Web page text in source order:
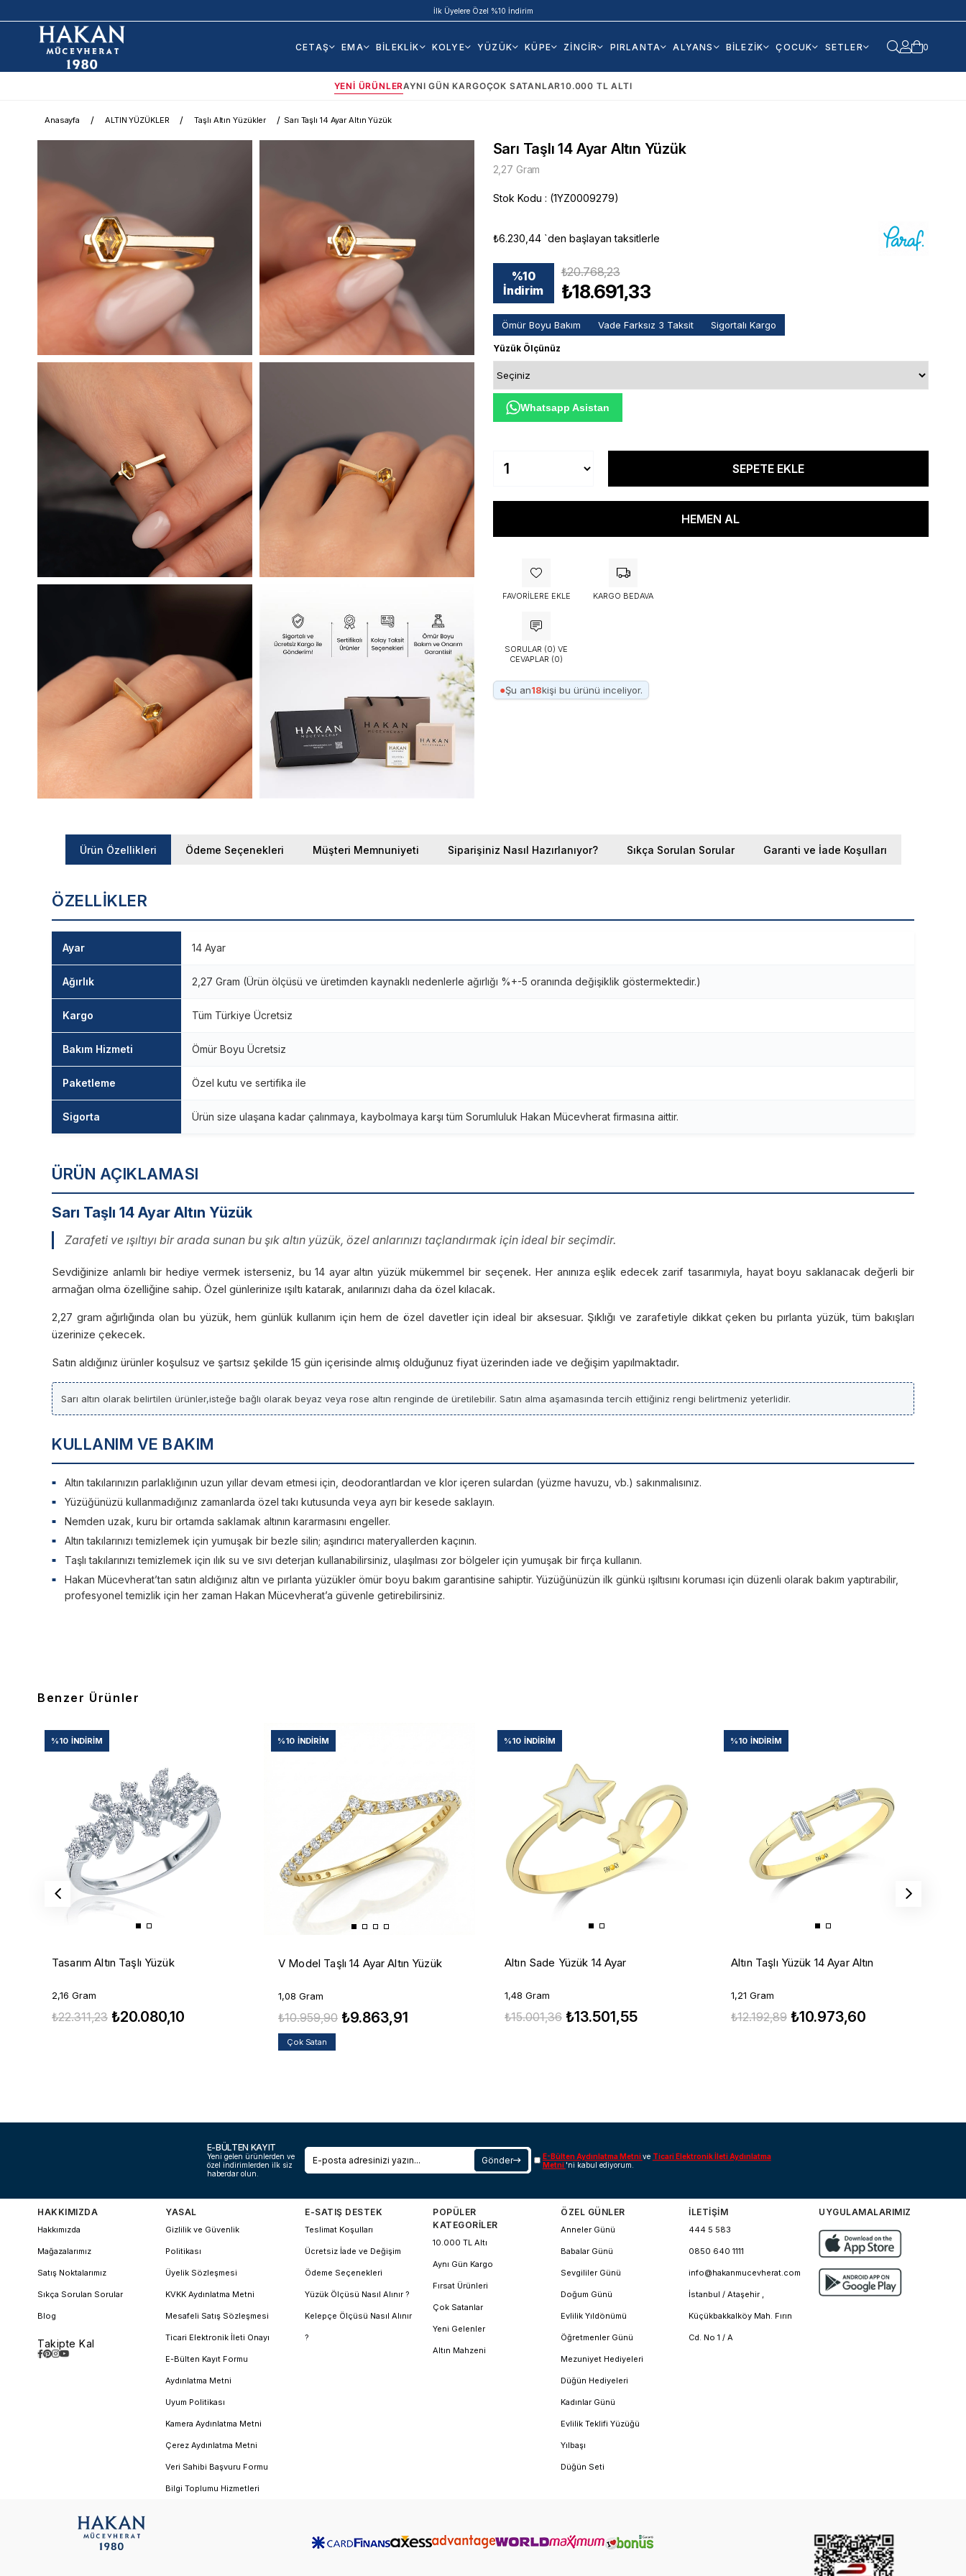
İlk Üyelere Özel %10 İndirim
CETAŞ EMA BİLEKLİK KOLYE YÜZÜK KÜPE ZİNCİR PIRLANTA ALYANS BİLEZİK ÇOCUK SETLER 0
YENI ÜRÜNLERAYNI GÜN KARGOÇOK SATANLAR10.000 TL ALTI
Anasayfa ALTIN YÜZÜKLER Taşlı Altın Yüzükler Sarı Taşlı 14 Ayar Altın Yüzük
Sarı Taşlı 14 Ayar Altın Yüzük
2,27 Gram
Stok Kodu (1YZ0009279)
₺6.230,44 `den başlayan taksitlerle
%10
İndirim
₺20.768,23
₺18.691,33
Ömür Boyu Bakım Vade Farksız 3 Taksit Sigortalı Kargo
Yüzük Ölçünüz
Whatsapp Asistan
FAVORILERE EKLE KARGO BEDAVA
SORULAR (0) VE
CEVAPLAR (0)
●Şu an18kişi bu ürünü inceliyor.
Ürün Özellikleri Ödeme Seçenekleri Müşteri Memnuniyeti Siparişiniz Nasıl Hazırlanıyor? Sıkça Sorulan Sorular Garanti ve İade Koşulları
ÜRÜN AÇIKLAMASI
Sarı Taşlı 14 Ayar Altın Yüzük
Zarafeti ve ışıltıyı bir arada sunan bu şık altın yüzük, özel anlarınızı taçlandırmak için ideal bir seçimdir.
Sevdiğinize anlamlı bir hediye vermek isterseniz, bu 14 ayar altın yüzük mükemmel bir seçenek. Her anınıza eşlik edecek zarif tasarımıyla, hayat boyu saklanacak değerli bir
armağan olma özelliğine sahip. Özel günlerinize ışıltı katarak, anılarınızı daha da özel kılacak.
2,27 gram ağırlığında olan bu yüzük, hem günlük kullanım için hem de özel davetler için ideal bir aksesuar. Şıklığı ve zarafetiyle dikkat çeken bu pırlanta yüzük, tüm bakışları
üzerinize çekecek.
Satın aldığınız ürünler koşulsuz ve şartsız şekilde 15 gün içerisinde almış olduğunuz fiyat üzerinden iade ve değişim yapılmaktadır.
Sarı altın olarak belirtilen ürünler,isteğe bağlı olarak beyaz veya rose altın renginde de üretilebilir. Satın alma aşamasında tercih ettiğiniz rengi belirtmeniz yeterlidir.
ÖZELLIKLER
Ayar 14 Ayar
Ağırlık 2,27 Gram (Ürün ölçüsü ve üretimden kaynaklı nedenlerle ağırlığı %+-5 oranında değişiklik göstermektedir.)
Kargo Tüm Türkiye Ücretsiz
Bakım Hizmeti Ömür Boyu Ücretsiz
Paketleme Özel kutu ve sertifika ile
Sigorta Ürün size ulaşana kadar çalınmaya, kaybolmaya karşı tüm Sorumluluk Hakan Mücevherat firmasına aittir.
KULLANIM VE BAKIM
Altın takılarınızın parlaklığının uzun yıllar devam etmesi için, deodorantlardan ve klor içeren sulardan (yüzme havuzu, vb.) sakınmalısınız.
Yüzüğünüzü kullanmadığınız zamanlarda özel takı kutusunda veya ayrı bir kesede saklayın.
Nemden uzak, kuru bir ortamda saklamak altının kararmasını engeller.
Altın takılarınızı temizlemek için yumuşak bir bezle silin; aşındırıcı materyallerden kaçının.
Taşlı takılarınızı temizlemek için ılık su ve sıvı deterjan kullanabilirsiniz, ulaşılması zor bölgeler için yumuşak bir fırça kullanın.
Hakan Mücevherat’tan satın aldığınız altın ve pırlanta yüzükler ömür boyu bakım garantisine sahiptir. Yüzüğünüzün ilk günkü ışıltısını koruması için düzenli olarak bakım yaptırabilir,
profesyonel temizlik için her zaman Hakan Mücevherat’a güvenle getirebilirsiniz.
Benzer Ürünler
Tasarım Altın Taşlı Yüzük
2,16 Gram
₺20.080,10
₺22.311,23
%10 İNDIRIM
V Model Taşlı 14 Ayar Altın Yüzük
1,08 Gram
₺9.863,91
₺10.959,90
Çok Satan
%10 İNDIRIM
Altın Sade Yüzük 14 Ayar
1,48 Gram
₺13.501,55
₺15.001,36
%10 İNDIRIM
Altın Taşlı Yüzük 14 Ayar Altın
1,21 Gram
₺10.973,60
₺12.192,89
%10 İNDIRIM
E-BÜLTEN KAYIT
Yeni gelen ürünlerden ve
özel indirimlerden ilk siz
haberdar olun.
Gönder E-Bülten Aydınlatma Metnive Ticari Elektronik İleti Aydınlatma
Metni 'ni kabul ediyorum.
HAKKIMIZDA
Hakkımızda
Mağazalarımız
Satış Noktalarımız
Sıkça Sorulan Sorular
Blog
Takipte Kal
YASAL
Gizlilik ve Güvenlik
Politikası
Üyelik Sözleşmesi
KVKK Aydınlatma Metni
Mesafeli Satış Sözleşmesi
Ticari Elektronik İleti Onayı
E-Bülten Kayıt Formu
Aydınlatma Metni
Uyum Politikası
Kamera Aydınlatma Metni
Çerez Aydınlatma Metni
Veri Sahibi Başvuru Formu
Bilgi Toplumu Hizmetleri
E-SATIŞ DESTEK
Teslimat Koşulları
Ücretsiz İade ve Değişim
Ödeme Seçenekleri
Yüzük Ölçüsü Nasıl Alınır ?
Kelepçe Ölçüsü Nasıl Alınır
?
POPÜLER
KATEGORİLER
10.000 TL Altı
Aynı Gün Kargo
Fırsat Ürünleri
Çok Satanlar
Yeni Gelenler
Altın Mahzeni
ÖZEL GÜNLER
Anneler Günü
Babalar Günü
Sevgililer Günü
Doğum Günü
Evlilik Yıldönümü
Öğretmenler Günü
Mezuniyet Hediyeleri
Düğün Hediyeleri
Kadınlar Günü
Evlilik Teklifi Yüzüğü
Yılbaşı
Düğün Seti
İLETİŞİM
444 5 583
0850 640 1111
info@hakanmucevherat.com
İstanbul / Ataşehir ,
Küçükbakkalköy Mah. Fırın
Cd. No 1 / A
UYGULAMALARIMIZ